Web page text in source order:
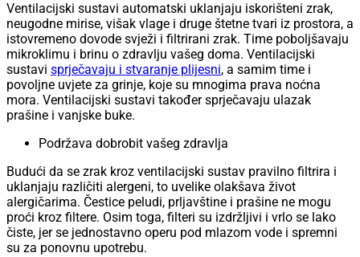
Ventilacijski sustavi automatski uklanjaju iskorišteni zrak,
neugodne mirise, višak vlage i druge štetne tvari iz prostora, a
istovremeno dovode svježi i filtrirani zrak. Time poboljšavaju
mikroklimu i brinu o zdravlju vašeg doma. Ventilacijski
sustavi sprječavaju i stvaranje plijesni, a samim time i
povoljne uvjete za grinje, koje su mnogima prava noćna
mora. Ventilacijski sustavi također sprječavaju ulazak
prašine i vanjske buke.
Podržava dobrobit vašeg zdravlja
Budući da se zrak kroz ventilacijski sustav pravilno filtrira i
uklanjaju različiti alergeni, to uvelike olakšava život
alergičarima. Čestice peludi, prljavštine i prašine ne mogu
proći kroz filtere. Osim toga, filteri su izdržljivi i vrlo se lako
čiste, jer se jednostavno operu pod mlazom vode i spremni
su za ponovnu upotrebu.